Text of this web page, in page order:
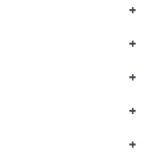
+
+
+
+
+